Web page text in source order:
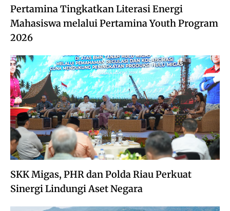
Pertamina Tingkatkan Literasi Energi
Mahasiswa melalui Pertamina Youth Program
2026
SKK Migas, PHR dan Polda Riau Perkuat
Sinergi Lindungi Aset Negara